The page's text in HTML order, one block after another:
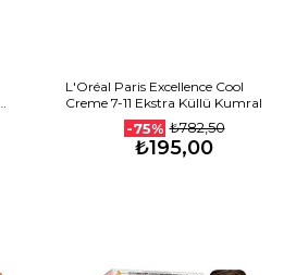
L'Oréal Paris Excellence Cool
Creme 7-11 Ekstra Küllü Kumral
-75% ₺782,50
₺195,00